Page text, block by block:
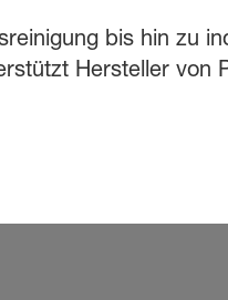
bis hin zu
Hersteller von